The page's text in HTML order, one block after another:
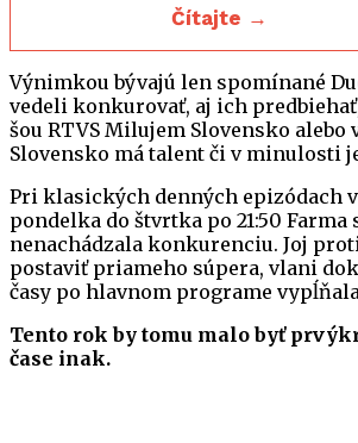
Čítajte →
Výnimkou bývajú len spomínané
vedeli konkurovať, aj ich
šou RTVS Milujem Slovensko alebo
Slovensko má talent či v minulosti
Pri klasických denných epizódach
pondelka do štvrtka po 21:50
nenachádzala konkurenciu. Joj
postaviť priameho súpera, vlani
časy po hlavnom programe
Tento rok by tomu malo byť
čase inak.